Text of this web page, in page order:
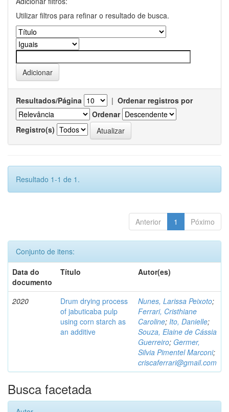
Utilizar filtros para refinar o resultado de busca.
Resultados/Página | Ordenar registros por
Ordenar
Registro(s)
Resultado 1-1 de 1.
Anterior 1 Póximo
Conjunto de itens:
Data do
documento
Título Autor(es)
2020
Drum drying process
of jabuticaba pulp
using corn starch as
an additive
Nunes, Larissa Peixoto;
Ferrari, Cristhiane
Caroline; Ito, Danielle;
Souza, Elaine de Cássia
Guerreiro; Germer,
Silvia Pimentel Marconi;
criscaferrari@gmail.com
Busca facetada